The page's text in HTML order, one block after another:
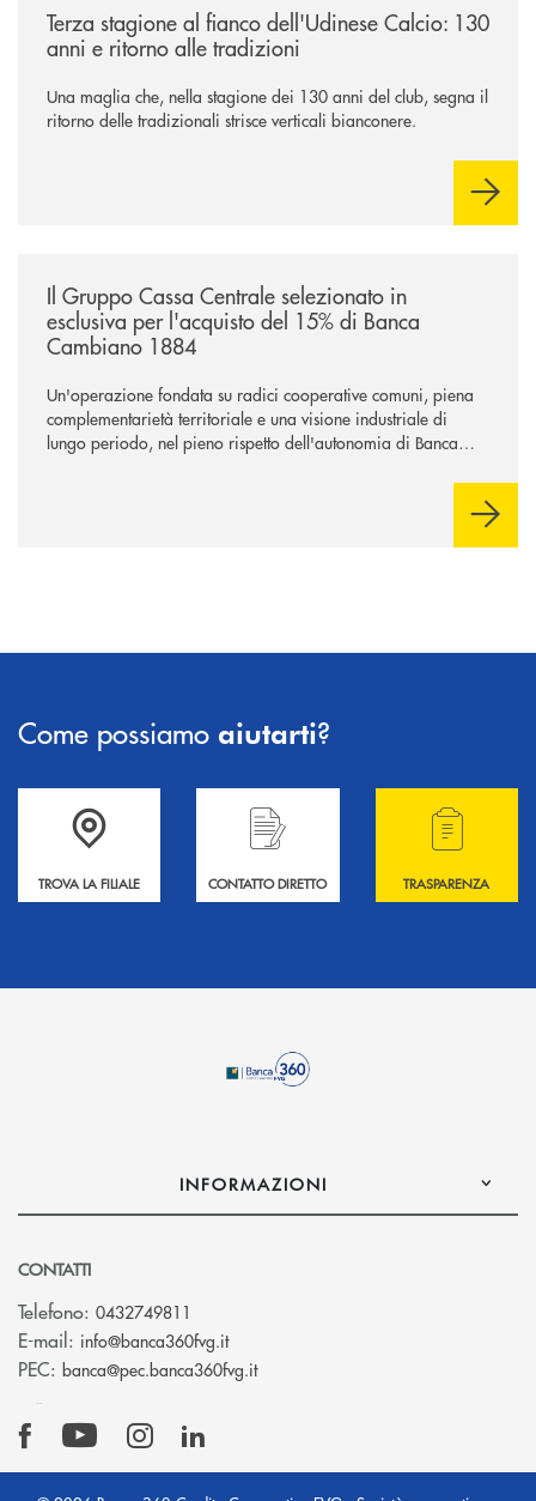
Terza stagione al fianco dell'Udinese Calcio: 130
anni e ritorno alle tradizioni
Una maglia che, nella stagione dei 130 anni del club, segna il
ritorno delle tradizionali strisce verticali bianconere.
Il Gruppo Cassa Centrale selezionato in
esclusiva per l'acquisto del 15% di Banca
Cambiano 1884
Un'operazione fondata su radici cooperative comuni, piena
complementarietà territoriale e una visione industriale di
lungo periodo, nel pieno rispetto dell'autonomia di Banca
negoziazione esclusiva per la finalizzazione dell’operazione.
Come possiamo aiutarti?
Accedi all' elenco completo delle filiali .
TROVA LA FILIALE
Hai bisogno di informazioni? Contattaci !
CONTATTO DIRETTO
Hai bisogno di
TRASPARENZA
INFORMAZIONI
CONTATTI
Telefono: 0432749811
E-mail: info@banca360fvg.it(si apre l’app di posta elettronica)
PEC: banca@pec.banca360fvg.it(si apre l’app di posta elettronica)